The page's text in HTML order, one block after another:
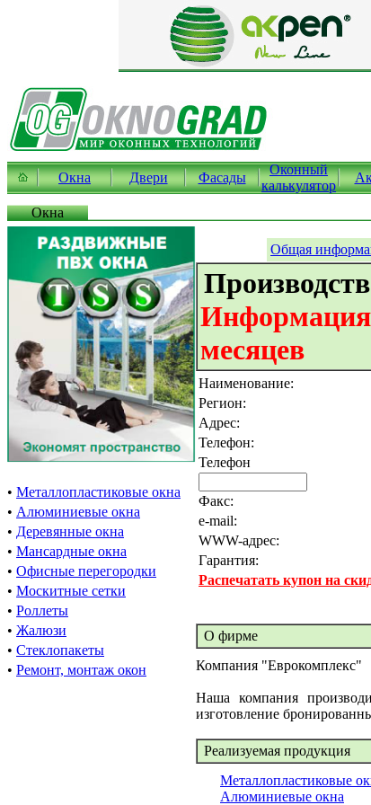
Окна Двери Фасады
Оконный
калькулятор
Окна
• Металлопластиковые окна
• Алюминиевые окна
• Деревянные окна
• Мансардные окна
• Офисные перегородки
• Москитные сетки
• Роллеты
• Жалюзи
• Стеклопакеты
• Ремонт, монтаж окон
Общая
Информация
месяцев
Наименование:
Регион:
Адрес:
Телефон:
Телефон
Факс:
e-mail:
WWW-адрес:
Гарантия:
Распечатать купон на
О фирме
Компания "Еврокомплекс"
Наша компания
изготовление
Реализуемая продукция
Металлопластиковые
Алюминиевые окна